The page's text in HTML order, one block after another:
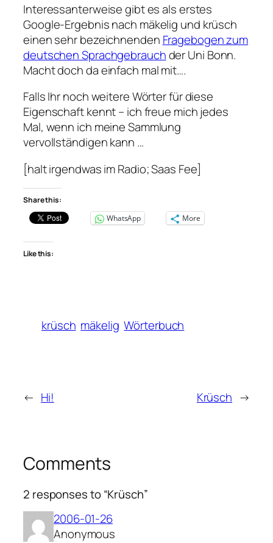
Interessanterweise gibt es als erstes
Google-Ergebnis nach mäkelig und krüsch
einen sehr bezeichnenden Fragebogen zum
deutschen Sprachgebrauchder Uni Bonn.
Macht doch da einfach mal mit….
Falls Ihr noch weitere Wörter für diese
Eigenschaft kennt – ich freue mich jedes
Mal, wenn ich meine Sammlung
vervollständigen kann …
[halt irgendwas im Radio; Saas Fee]
Share this:
WhatsApp
More
Like this:
krüsch mäkelig Wörterbuch
← Hi! Krüsch →
Comments
2 responses to “Krüsch”
2006-01-26
Anonymous